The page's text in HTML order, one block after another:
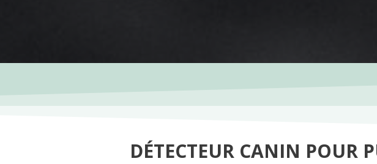
DÉTECTEUR CANIN POUR